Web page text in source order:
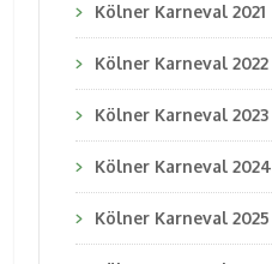
Kölner Karneval 2021
Kölner Karneval 2022
Kölner Karneval 2023
Kölner Karneval 2024
Kölner Karneval 2025